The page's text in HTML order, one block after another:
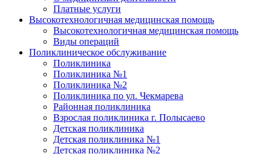
Платные услуги
Высокотехнологичная медицинская помощь
Высокотехнологичная медицинская помощь
Виды операций
Поликлиническое обслуживание
Поликлиника
Поликлиника №1
Поликлиника №2
Поликлиника по ул. Чекмарева
Районная поликлиника
Взрослая поликлиника г. Полысаево
Детская поликлиника
Детская поликлиника №1
Детская поликлиника №2